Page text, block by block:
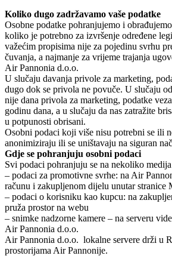
Koliko dugo zadržavamo vaše podatke
Osobne podatke pohranjujemo i
koliko je potrebno za izvršenje određene
važećim propisima nije za pojedinu svrhu
čuvanja, a najmanje za vrijeme trajanja
Air Pannonia d.o.o.
U slučaju davanja privole za marketing,
dugo dok se privola ne povuče. U slučaju
nije dana privola za marketing, podatke
godinu dana, a u slučaju da nas zatražite
u potpunosti obrisani.
Osobni podaci koji više nisu potrebni se ili
anonimiziraju ili se uništavaju na siguran
Gdje se pohranjuju osobni podaci
Svi podaci pohranjuju se na nekoliko
– podaci za promotivne svrhe: na Air
računu i zakupljenom dijelu unutar stranice
– podaci o korisniku kao kupcu: na
pruža prostor na webu
– snimke nadzorne kamere – na serveru
Air Pannonia d.o.o.
Air Pannonia d.o.o. lokalne servere drži u
prostorijama Air Pannonije.